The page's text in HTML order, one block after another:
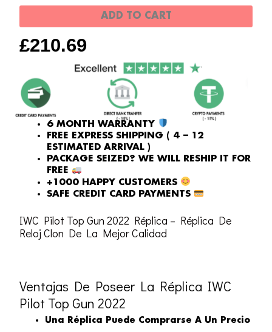
£210.69
IW326901
Réplica
Cerámica
2022
quantity
ADD TO CART
6 MONTH WARRANTY
FREE EXPRESS SHIPPING ( 4 – 12
ESTIMATED ARRIVAL )
PACKAGE SEIZED? WE WILL RESHIP IT FOR
FREE
+1000 HAPPY CUSTOMERS
SAFE CREDIT CARD PAYMENTS
IWC Pilot Top Gun 2022 Réplica – Réplica De
Reloj Clon De La Mejor Calidad
Ventajas De Poseer La Réplica IWC
Pilot Top Gun 2022
Una Réplica Puede Comprarse A Un Precio